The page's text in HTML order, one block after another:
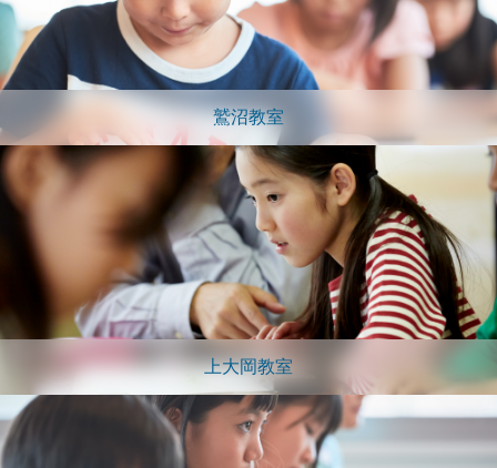
鷲沼教室
上大岡教室